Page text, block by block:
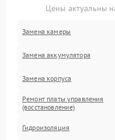
Цены актуальны
Замена камеры
Замена аккумулятора
Замена корпуса
Ремонт платы управления
(восстановление)
Гидроизоляция